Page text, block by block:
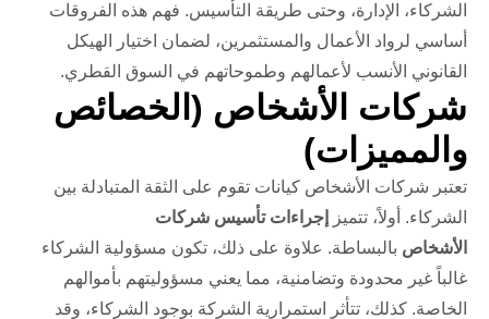
الشركاء، الإدارة، وحتى طريقة التأسيس. فهم هذه الفروقات
أساسي لرواد الأعمال والمستثمرين، لضمان اختيار الهيكل
القانوني الأنسب لأعمالهم وطموحاتهم في السوق القطري.
شركات الأشخاص (الخصائص
والمميزات)
تعتبر شركات الأشخاص كيانات تقوم على الثقة المتبادلة بين
الشركاء. أولاً، تتميز
إجراءات تأسيس شركات
الأشخاص بالبساطة. علاوة على ذلك، تكون مسؤولية الشركاء
غالباً غير محدودة وتضامنية، مما يعني مسؤوليتهم بأموالهم
الخاصة. كذلك، تتأثر استمرارية الشركة بوجود الشركاء، وقد